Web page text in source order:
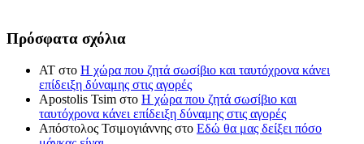
Πρόσφατα σχόλια
ΑΤ στο Η χώρα που ζητά σωσίβιο και ταυτόχρονα κάνει
επίδειξη δύναμης στις αγορές
Apostolis Tsim στο Η χώρα που ζητά σωσίβιο και
ταυτόχρονα κάνει επίδειξη δύναμης στις αγορές
Απόστολος Τσιμογιάννης στο Εδώ θα μας δείξει πόσο